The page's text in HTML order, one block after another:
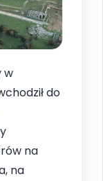
w
do
na
na